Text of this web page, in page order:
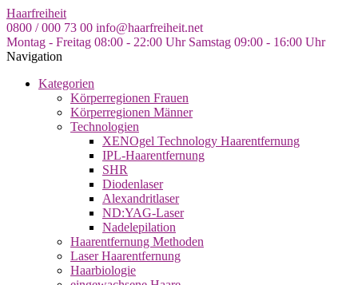
Skip
to
the
content
Haarfreiheit
0800 / 000 73 00 info@haarfreiheit.net
Montag - Freitag 08:00 - 22:00 Uhr Samstag 09:00 - 16:00 Uhr
Navigation
Kategorien
Körperregionen Frauen
Körperregionen Männer
Technologien
XENOgel Technology Haarentfernung
IPL-Haarentfernung
SHR
Diodenlaser
Alexandritlaser
ND:YAG-Laser
Nadelepilation
Haarentfernung Methoden
Laser Haarentfernung
Haarbiologie